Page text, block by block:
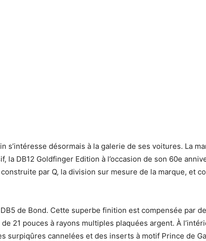
s’intéresse désormais à la galerie de ses voitures. La
DB12 Goldfinger Edition à l’occasion de son 60e
par Q, la division sur mesure de la marque, et
de Bond. Cette superbe finition est compensée par
21 pouces à rayons multiples plaquées argent. À
surpiqûres cannelées et des inserts à motif Prince de